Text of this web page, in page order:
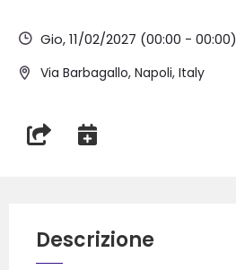
Gio, 11/02/2027 (00:00 - 00:00)
Via Barbagallo, Napoli, Italy
Descrizione